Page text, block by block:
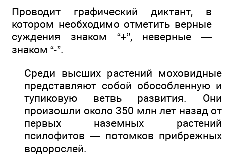
Проводит графический диктант, в
котором необходимо отметить верные
суждения знаком “+”, неверные —
знаком “-”.
Среди высших растений моховидные
представляют собой обособленную и
тупиковую ветвь развития. Они
произошли около 350 млн лет назад от
первых наземных растений
псилофитов — потомков прибрежных
водорослей.